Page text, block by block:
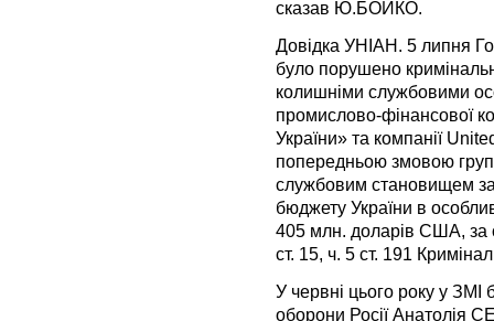
сказав Ю.БОЙКО.
Довідка УНІАН. 5 липня
було порушено
колишніми службовими
промислово-фінансової
України» та компанії
попередньою змовою
службовим становищем
бюджету України в
405 млн. доларів США, за
ст. 15, ч. 5 ст. 191
У червні цього року у ЗМІ
оборони Росії Анатолія